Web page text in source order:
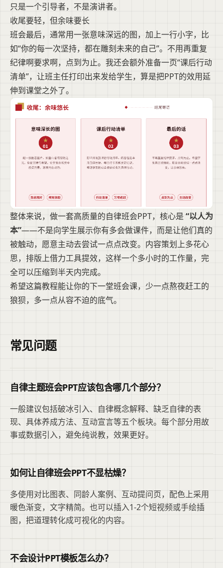
只是一个引导者，不是演讲者。
收尾要轻，但余味要长
班会最后，通常用一张意味深远的图，加上一行小字，比
如“你的每一次坚持，都在雕刻未来的自己”。不用再重复
纪律啊要求啊，点到为止。我还会额外准备一页“课后行动
清单”，让班主任打印出来发给学生，算是把PPT的效用延
伸到课堂之外了。
整体来说，做一套高质量的自律班会PPT，核心是 “以人为
本”——不是向学生展示你有多会做课件，而是让他们真的
被触动，愿意主动去尝试一点点改变。内容策划上多花心
思，排版上借力工具提效，这样一个多小时的工作量，完
全可以压缩到半天内完成。
希望这篇教程能让你的下一堂班会课，少一点熬夜赶工的
狼狈，多一点从容不迫的底气。
常见问题
自律主题班会PPT应该包含哪几个部分？
一般建议包括破冰引入、自律概念解释、缺乏自律的表
现、具体养成方法、互动宣言等五个板块。每个部分用故
事或数据引入，避免纯说教，效果更好。
如何让自律班会PPT不显枯燥？
多使用对比图表、同龄人案例、互动提问页，配色上采用
暖色渐变，文字精简。也可以插入1-2个短视频或手绘插
图，把道理转化成可视化的内容。
不会设计PPT模板怎么办？